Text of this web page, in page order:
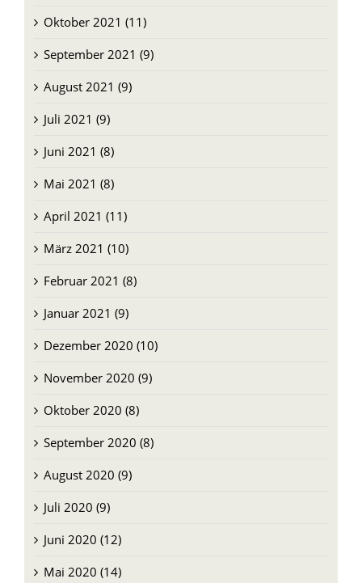
Oktober 2021 (11)
September 2021 (9)
August 2021 (9)
Juli 2021 (9)
Juni 2021 (8)
Mai 2021 (8)
April 2021 (11)
März 2021 (10)
Februar 2021 (8)
Januar 2021 (9)
Dezember 2020 (10)
November 2020 (9)
Oktober 2020 (8)
September 2020 (8)
August 2020 (9)
Juli 2020 (9)
Juni 2020 (12)
Mai 2020 (14)